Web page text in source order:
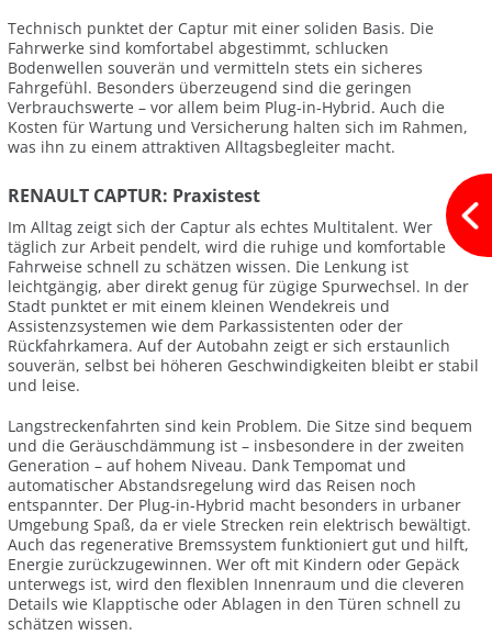
Technisch punktet der Captur mit einer soliden Basis. Die
Fahrwerke sind komfortabel abgestimmt, schlucken
Bodenwellen souverän und vermitteln stets ein sicheres
Fahrgefühl. Besonders überzeugend sind die geringen
Verbrauchswerte – vor allem beim Plug-in-Hybrid. Auch die
Kosten für Wartung und Versicherung halten sich im Rahmen,
was ihn zu einem attraktiven Alltagsbegleiter macht.
RENAULT CAPTUR: Praxistest
Im Alltag zeigt sich der Captur als echtes Multitalent. Wer
täglich zur Arbeit pendelt, wird die ruhige und komfortable
Fahrweise schnell zu schätzen wissen. Die Lenkung ist
leichtgängig, aber direkt genug für zügige Spurwechsel. In der
Stadt punktet er mit einem kleinen Wendekreis und
Assistenzsystemen wie dem Parkassistenten oder der
Rückfahrkamera. Auf der Autobahn zeigt er sich erstaunlich
souverän, selbst bei höheren Geschwindigkeiten bleibt er stabil
und leise.
Langstreckenfahrten sind kein Problem. Die Sitze sind bequem
und die Geräuschdämmung ist – insbesondere in der zweiten
Generation – auf hohem Niveau. Dank Tempomat und
automatischer Abstandsregelung wird das Reisen noch
entspannter. Der Plug-in-Hybrid macht besonders in urbaner
Umgebung Spaß, da er viele Strecken rein elektrisch bewältigt.
Auch das regenerative Bremssystem funktioniert gut und hilft,
Energie zurückzugewinnen. Wer oft mit Kindern oder Gepäck
unterwegs ist, wird den flexiblen Innenraum und die cleveren
Details wie Klapptische oder Ablagen in den Türen schnell zu
schätzen wissen.